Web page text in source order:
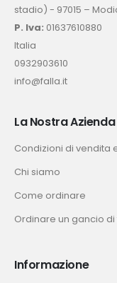
stadio) - 97015 –
P. Iva: 01637610880
Italia
0932903610
info@falla.it
La Nostra Azienda
Condizioni di vendita
Chi siamo
Come ordinare
Ordinare un gancio
Informazione